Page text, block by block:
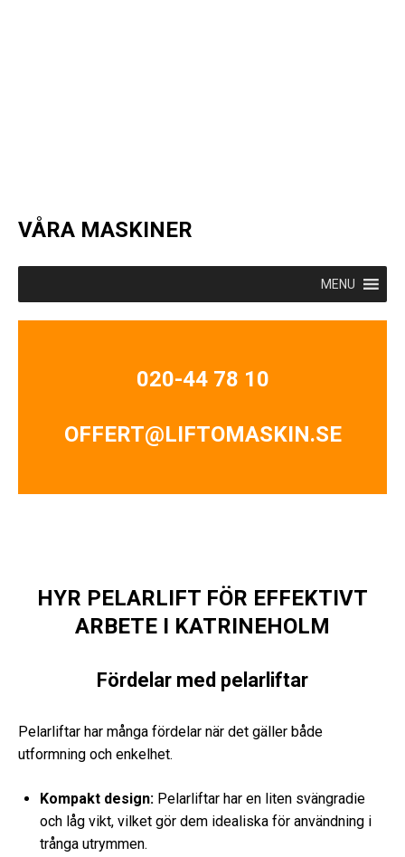
VÅRA MASKINER
MENU
020-44 78 10
OFFERT@LIFTOMASKIN.SE
HYR PELARLIFT FÖR EFFEKTIVT
ARBETE I KATRINEHOLM
Fördelar med pelarliftar
Pelarliftar har många fördelar när det gäller både
utformning och enkelhet.
Kompakt design: Pelarliftar har en liten svängradie
och låg vikt, vilket gör dem idealiska för användning i
trånga utrymmen.